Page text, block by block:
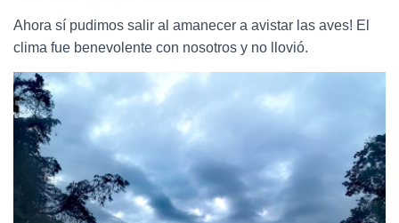
Ahora sí pudimos salir al amanecer a avistar las aves! El
clima fue benevolente con nosotros y no llovió.